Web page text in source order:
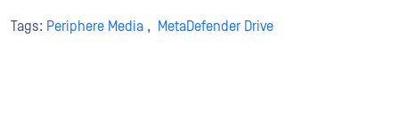
Tags: Periphere Media , MetaDefender Drive